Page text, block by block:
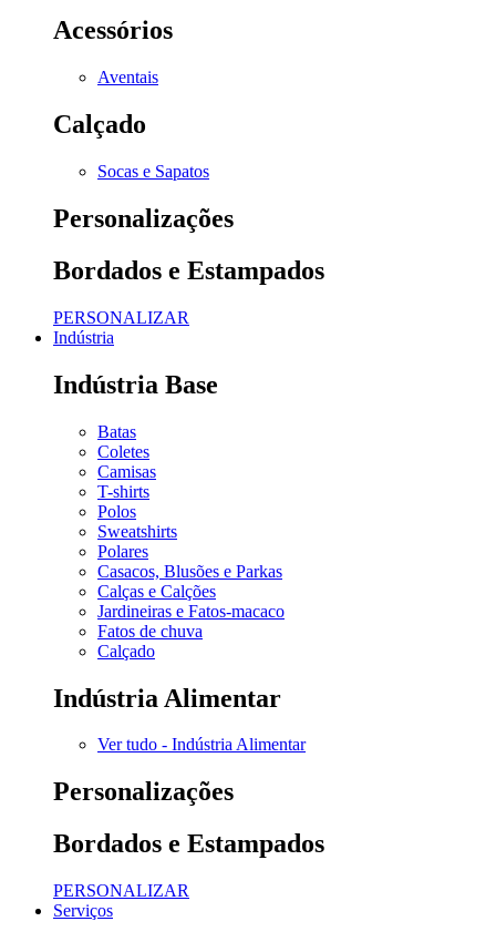
Acessórios
Aventais
Calçado
Socas e Sapatos
Personalizações
Bordados e Estampados
PERSONALIZAR
Indústria
Indústria Base
Batas
Coletes
Camisas
T-shirts
Polos
Sweatshirts
Polares
Casacos, Blusões e Parkas
Calças e Calções
Jardineiras e Fatos-macaco
Fatos de chuva
Calçado
Indústria Alimentar
Ver tudo - Indústria Alimentar
Personalizações
Bordados e Estampados
PERSONALIZAR
Serviços